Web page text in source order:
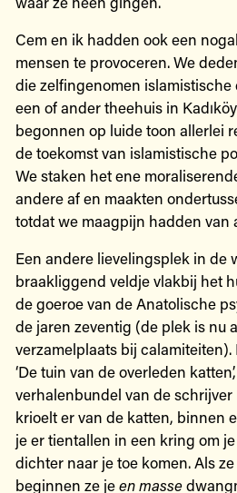
Cem en ik hadden ook een
mensen te provoceren. We
die zelfingenomen
een of ander theehuis in
begonnen op luide toon allerlei
de toekomst van islamistische
We staken het ene
andere af en maakten
totdat we maagpijn hadden van
Een andere lievelingsplek in de
braakliggend veldje vlakbij het
de goeroe van de Anatolische
de jaren zeventig (de plek is nu
verzamelplaats bij
‘De tuin van de overleden
verhalenbundel van de schrijver
krioelt er van de katten, binnen
je er tientallen in een kring om
dichter naar je toe komen. Als
beginnen ze jeen masse